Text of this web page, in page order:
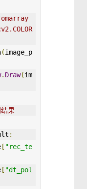
(image_p
. Draw(im
果
:
[ "rec_te
[ "dt_pol